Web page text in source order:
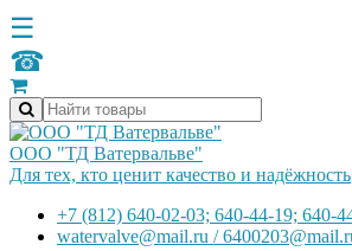
☰
☎
ООО "ТД Ватервальве"
Для тех, кто ценит качество и надёжность
+7 (812) 640-02-03; 640-44-19; 640-
watervalve@mail.ru /